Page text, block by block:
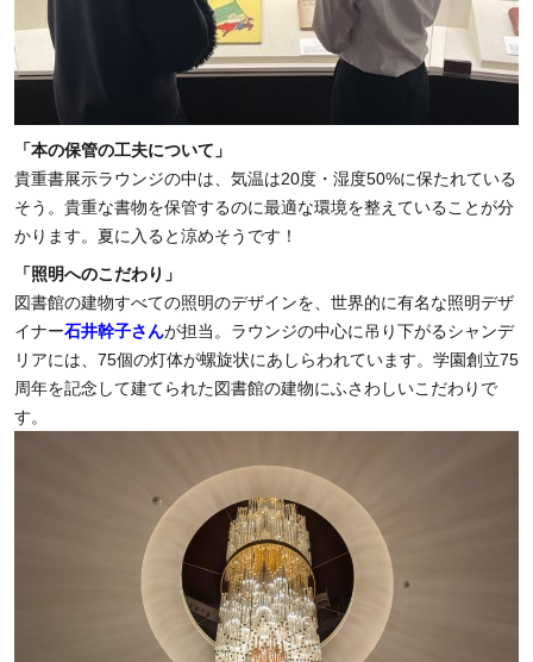
「本の保管の工夫について」
貴重書展示ラウンジの中は、気温は20度・湿度50%に保たれている
そう。 貴重な書物を保管するのに最適な環境を整えていることが分
かります。夏に入ると涼めそうです！
「照明へのこだわり」
図書館の建物すべての照明のデザインを、 世界的に有名な照明デザ
イナー石井幹子さんが担当。 ラウンジの中心に吊り下がるシャンデ
リアには、 75個の灯体が螺旋状にあしらわれています。 学園創立75
周年を記念して建てられた図書館の建物にふさわしいこだわりで
す。